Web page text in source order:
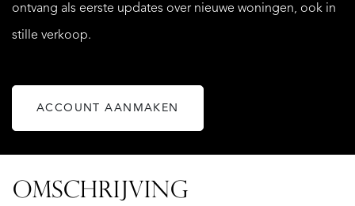
ontvang als eerste updates over nieuwe woningen, ook in
stille verkoop.
ACCOUNT AANMAKEN
OMSCHRIJVING